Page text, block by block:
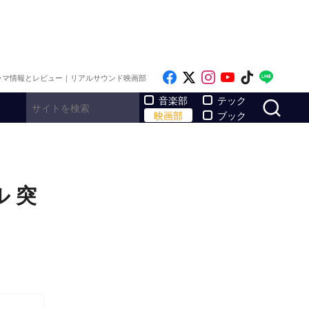
情報とレビュー｜リアルサウンド映画部 Like on Facebook
Follow on x
Follow on
Follow on
Follow
音楽部
映画部
テック
ブック
突